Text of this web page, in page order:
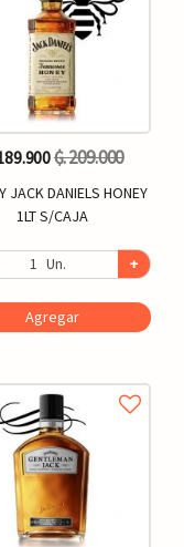
₲. 209.000
JACK DANIELS HONEY
1LT S/CAJA
Un. +
Agregar